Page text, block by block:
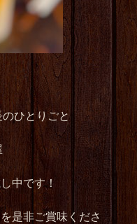
ひとりごと
中です！
是非ご賞味くださ